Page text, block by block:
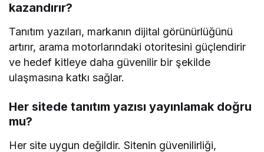
kazandırır?
Tanıtım yazıları, markanın dijital görünürlüğünü
artırır, arama motorlarındaki otoritesini güçlendirir
ve hedef kitleye daha güvenilir bir şekilde
ulaşmasına katkı sağlar.
Her sitede tanıtım yazısı yayınlamak doğru
mu?
Her site uygun değildir. Sitenin güvenilirliği,